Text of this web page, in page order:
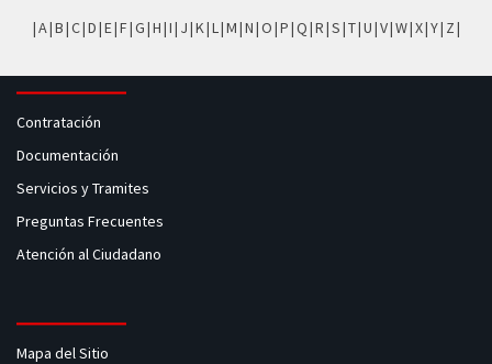
|A|B|C|D|E|F|G|H|I| J|K|L|M|N|O|P|Q|R|S|T|U|V|W|X|Y| Z|
Contratación
Documentación
Servicios y Tramites
Preguntas Frecuentes
Atención al Ciudadano
Mapa del Sitio